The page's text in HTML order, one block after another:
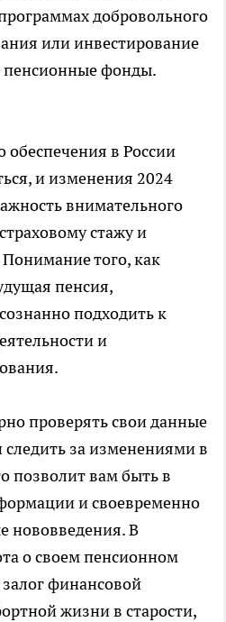
добровольного
или инвестирование
пенсионные фонды.
обеспечения в России
и изменения 2024
внимательного
стажу и
того, как
пенсия,
подходить к
и
проверять свои данные
следить за изменениями в
позволит вам быть в
и своевременно
нововведения. В
о своем пенсионном
финансовой
жизни в старости,